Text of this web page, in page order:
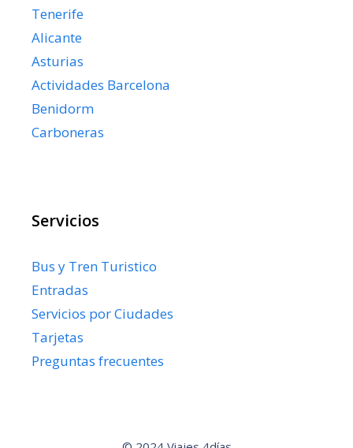
Tenerife
Alicante
Asturias
Actividades Barcelona
Benidorm
Carboneras
Servicios
Bus y Tren Turistico
Entradas
Servicios por Ciudades
Tarjetas
Preguntas frecuentes